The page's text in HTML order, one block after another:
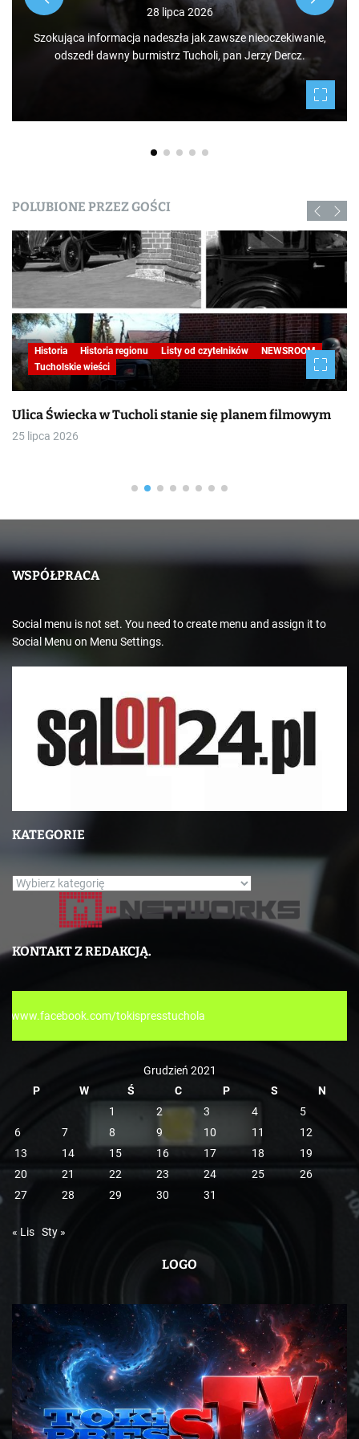
po świecie. Mamy niezwykłe szczęście żyć w
Tucholskich i korzystać i to w dodatku za darmo z
daje nam natura.
POLUBIONE PRZEZ GOŚCI
Historia Historia regionu Listy od czytelników
NEWSROOM
Tucholskie wieści
Ulica Świecka w Tucholi stanie się planem filmowym
25 lipca 2026
WSPÓŁPRACA
Social menu is not set. You need to create menu and assign it to
Social Menu on Menu Settings.
KATEGORIE
K
e
i
e
KONTAKT Z REDAKCJĄ.
Grudzień 2021
P
W Ś C P S
N
1
2 3 4
5
6
7 8 9 10 11
12
13
14 15 16 17 18
19
20
21 22 23 24 25
26
27
28 29 30 31
« Lis Sty »
LOGO